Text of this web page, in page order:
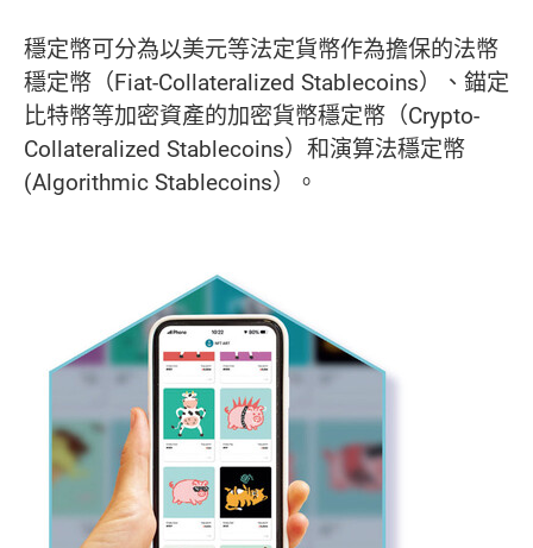
穩定幣可分為以美元等法定貨幣作為擔保的法幣
穩定幣（Fiat-Collateralized Stablecoins）、錨定
比特幣等加密資產的加密貨幣穩定幣（Crypto-
Collateralized Stablecoins）和演算法穩定幣
(Algorithmic Stablecoins）。